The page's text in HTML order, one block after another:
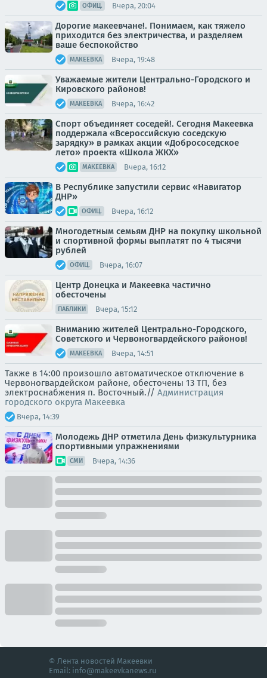
ОФИЦ. Вчера, 20:04
Дорогие макеевчане!. Понимаем, как тяжело
приходится без электричества, и разделяем
ваше беспокойство
МАКЕЕВКА Вчера, 19:48
Уважаемые жители Центрально-Городского и
Кировского районов!
МАКЕЕВКА Вчера, 16:42
Спорт объединяет соседей!. Сегодня Макеевка
поддержала «Всероссийскую соседскую
зарядку» в рамках акции «Добрососедское
лето» проекта «Школа ЖКХ»
МАКЕЕВКА Вчера, 16:12
В Республике запустили сервис «Навигатор
ДНР»
ОФИЦ. Вчера, 16:12
Многодетным семьям ДНР на покупку школьной
и спортивной формы выплатят по 4 тысячи
рублей
ОФИЦ. Вчера, 16:07
Центр Донецка и Макеевка частично
обесточены
ПАБЛИКИ Вчера, 15:12
Вниманию жителей Центрально-Городского,
Советского и Червоногвардейского районов!
МАКЕЕВКА Вчера, 14:51
Также в 14:00 произошло автоматическое отключение в
Червоногвардейском районе, обесточены 13 ТП, без
электроснабжения п. Восточный.// Администрация
городского округа Макеевка
Вчера, 14:39
Молодежь ДНР отметила День физкультурника
спортивными упражнениями
СМИ Вчера, 14:36
© Лента новостей Макеевки
Email: info@makeevkanews.ru